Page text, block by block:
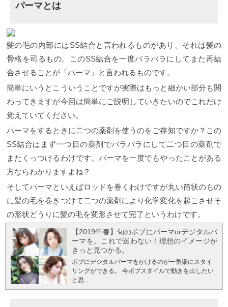
パーマとは
髪の毛の内部にはSS結合と言われるものがあり、それは髪の
骨格を司るもの。このSS結合を一度バラバラにしてまた再結
合させることが「パーマ」と言われるものです。
簡単にいうとこういうことですが実際はもっと細かい部分も関
わってきますが今回は簡単にご説明していきたいのでこれだけ
覚えていてください。
パーマをするときに二つの薬剤を使うのをご存知ですか？この
SS結合はまず一つ目の薬剤でバラバラにして二つ目の薬剤で
またくっつけるわけです。パーマを一度でもやったことがある
方ならわかりますよね？
そしてパーマといえばロッドを巻くわけですが丸い筒状のもの
に髪の毛を巻きつけて二つの薬剤により化学変化を起こさせそ
の形状どうりに髪の毛を変形させて完了というわけです。
【2019年春】旬のボブにパーマorデジタルパ
ーマを。これで迷わない！理想のイメージが
きっと見つかる。
ボブにデジタルパーマをかけるのが一番楽にスタイ
リングができる。 今ボブスタイルで動きを出したい
と思...